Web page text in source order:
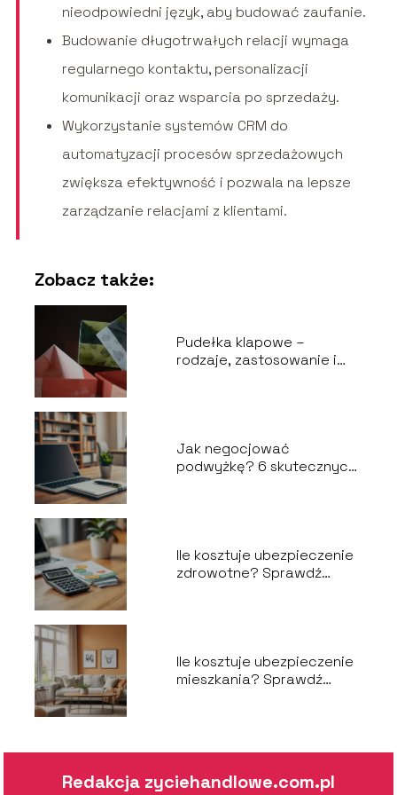
nieodpowiedni język, aby budować zaufanie.
Budowanie długotrwałych relacji wymaga
regularnego kontaktu, personalizacji
komunikacji oraz wsparcia po sprzedaży.
Wykorzystanie systemów CRM do
automatyzacji procesów sprzedażowych
zwiększa efektywność i pozwala na lepsze
zarządzanie relacjami z klientami.
Zobacz także:
Pudełka klapowe –
rodzaje, zastosowanie i
Jak negocjować
podwyżkę? 6 skutecznych
Ile kosztuje ubezpieczenie
zdrowotne? Sprawdź
Ile kosztuje ubezpieczenie
mieszkania? Sprawdź
Redakcja zyciehandlowe.com.pl